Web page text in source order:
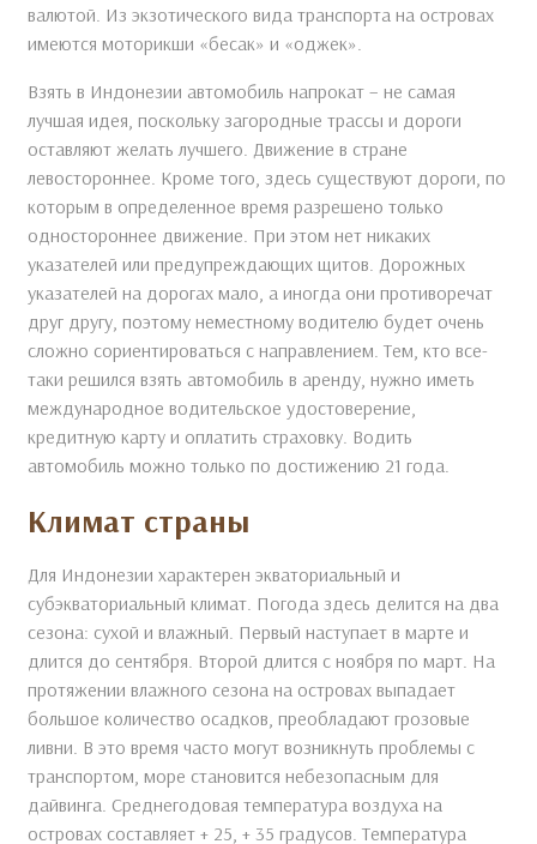
валютой. Из экзотического вида транспорта на островах
имеются моторикши «бесак» и «оджек».
Взять в Индонезии автомобиль напрокат – не самая
лучшая идея, поскольку загородные трассы и дороги
оставляют желать лучшего. Движение в стране
левостороннее. Кроме того, здесь существуют дороги, по
которым в определенное время разрешено только
одностороннее движение. При этом нет никаких
указателей или предупреждающих щитов. Дорожных
указателей на дорогах мало, а иногда они противоречат
друг другу, поэтому неместному водителю будет очень
сложно сориентироваться с направлением. Тем, кто все-
таки решился взять автомобиль в аренду, нужно иметь
международное водительское удостоверение,
кредитную карту и оплатить страховку. Водить
автомобиль можно только по достижению 21 года.
Климат страны
Для Индонезии характерен экваториальный и
субэкваториальный климат. Погода здесь делится на два
сезона: сухой и влажный. Первый наступает в марте и
длится до сентября. Второй длится с ноября по март. На
протяжении влажного сезона на островах выпадает
большое количество осадков, преобладают грозовые
ливни. В это время часто могут возникнуть проблемы с
транспортом, море становится небезопасным для
дайвинга. Среднегодовая температура воздуха на
островах составляет + 25, + 35 градусов. Температура